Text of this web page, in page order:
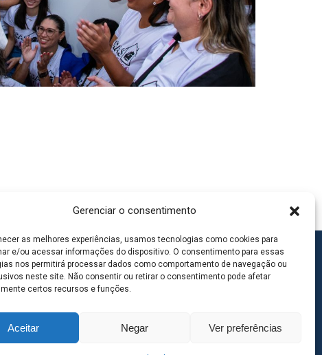
Gerenciar o consentimento
as melhores experiências, usamos tecnologias como cookies para
e/ou acessar informações do dispositivo. O consentimento para essas
nos permitirá processar dados como comportamento de navegação ou
neste site. Não consentir ou retirar o consentimento pode afetar
certos recursos e funções.
Aceitar Negar Ver preferências